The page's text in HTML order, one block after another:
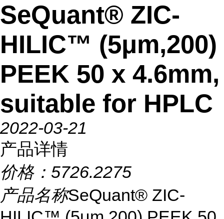
SeQuant® ZIC-
HILIC™ (5μm,200)
PEEK 50 x 4.6mm,
suitable for HPLC
2022-03-21
产品详情
价格： 5726.2275
产品名称SeQuant® ZIC-